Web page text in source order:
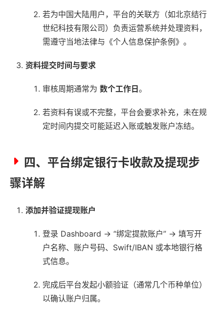
若为中国大陆用户，平台的关联方（如北京结行
世纪科技有限公司）负责运营系统并处理资料，
需遵守当地法律与《个人信息保护条例》。
资料提交时间与要求
审核周期通常为 数个工作日。
若资料有误或不完整，平台会要求补充，未在规
定时间内提交可能延迟入账或触发账户冻结。
四、平台绑定银行卡收款及提现步
骤详解
添加并验证提现账户
登录 Dashboard → “绑定提款账户” → 填写开
户名称、账户号码、Swift/IBAN 或本地银行格
式信息。
完成后平台发起小额验证（通常几个币种单位）
以确认账户归属。